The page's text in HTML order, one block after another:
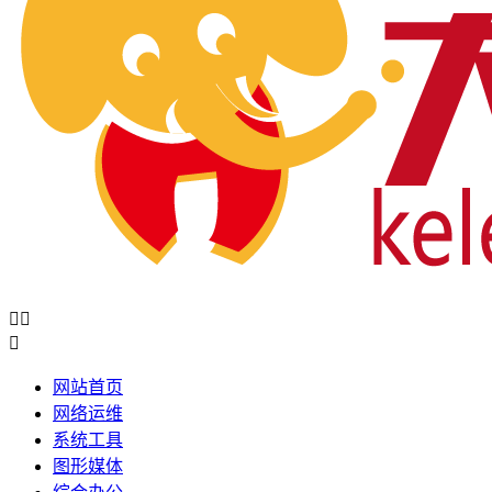
 

网站首页
网络运维
系统工具
图形媒体